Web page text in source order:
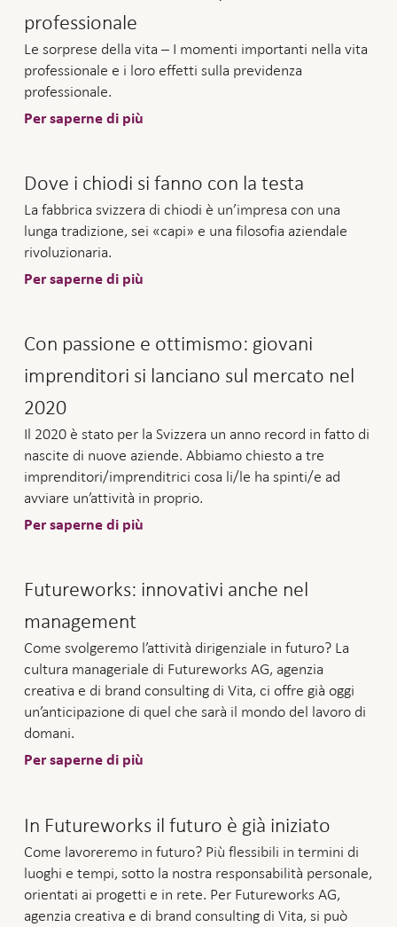
professionale
Le sorprese della vita – I momenti importanti nella vita
professionale e i loro effetti sulla previdenza
professionale.
Per saperne di più
Dove i chiodi si fanno con la testa
La fabbrica svizzera di chiodi è un’impresa con una
lunga tradizione, sei «capi» e una filosofia aziendale
rivoluzionaria.
Per saperne di più
Con passione e ottimismo: giovani
imprenditori si lanciano sul mercato nel
2020
Il 2020 è stato per la Svizzera un anno record in fatto di
nascite di nuove aziende. Abbiamo chiesto a tre
imprenditori/imprenditrici cosa li/le ha spinti/e ad
avviare un’attività in proprio.
Per saperne di più
Futureworks: innovativi anche nel
management
Come svolgeremo l’attività dirigenziale in futuro? La
cultura manageriale di Futureworks AG, agenzia
creativa e di brand consulting di Vita, ci offre già oggi
un’anticipazione di quel che sarà il mondo del lavoro di
domani.
Per saperne di più
In Futureworks il futuro è già iniziato
Come lavoreremo in futuro? Più flessibili in termini di
luoghi e tempi, sotto la nostra responsabilità personale,
orientati ai progetti e in rete. Per Futureworks AG,
agenzia creativa e di brand consulting di Vita, si può